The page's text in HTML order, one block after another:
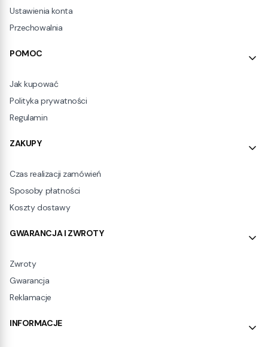
Ustawienia konta
Przechowalnia
POMOC
Jak kupować
Polityka prywatności
Regulamin
ZAKUPY
Czas realizacji zamówień
Sposoby płatności
Koszty dostawy
GWARANCJA I ZWROTY
Zwroty
Gwarancja
Reklamacje
INFORMACJE